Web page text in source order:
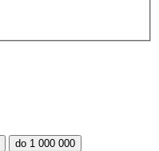
do 1 000 000